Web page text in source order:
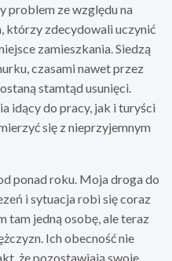
problem ze względu na
którzy zdecydowali uczynić
zamieszkania. Siedzą
czasami nawet przez
stamtąd usunięci.
idący do pracy, jak i turyści
się z nieprzyjemnym
ponad roku. Moja droga do
i sytuacja robi się coraz
tam jedną osobę, ale teraz
Ich obecność nie
że pozostawiają swoje